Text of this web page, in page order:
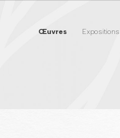
Œuvres Expositions